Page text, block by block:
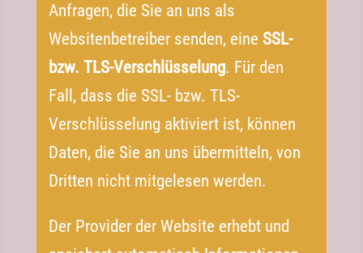
Anfragen, die Sie an uns als
Websitenbetreiber senden, eine SSL-
bzw. TLS-​Verschlüsselung. Für den
Fall, dass die SSL- bzw. TLS-​
Verschlüsselung aktiviert ist, können
Daten, die Sie an uns übermitteln, von
Dritten nicht mitgelesen werden.
Der Provider der Website erhebt und